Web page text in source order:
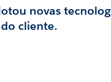
novas
cliente.